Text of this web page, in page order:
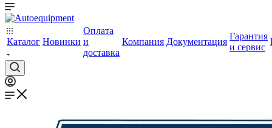
Каталог Новинки
Оплата
и
доставка
Компания Документация
Гарантия
и сервис